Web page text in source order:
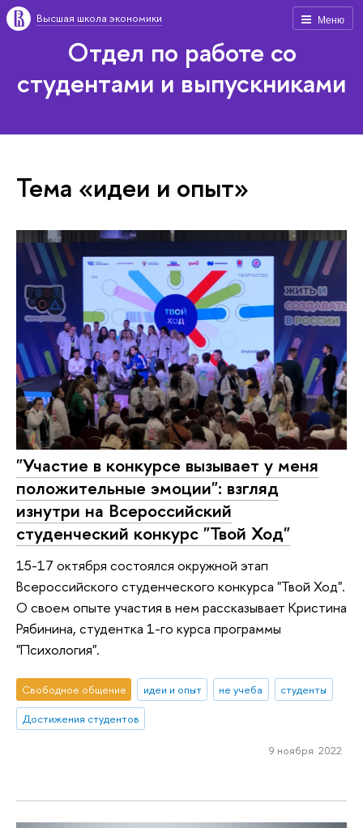
Меню
Высшая школа экономики
Отдел по работе со
студентами и выпускниками
Тема «идеи и опыт»
"Участие в конкурсе вызывает у меня
положительные эмоции": взгляд
изнутри на Всероссийский
студенческий конкурс "Твой Ход"
15-17 октября состоялся окружной этап
Всероссийского студенческого конкурса "Твой Ход".
О своем опыте участия в нем рассказывает Кристина
Рябинина, студентка 1-го курса программы
"Психология".
Свободное общение идеи и опыт не учеба
студенты
Достижения студентов
9 ноября 2022